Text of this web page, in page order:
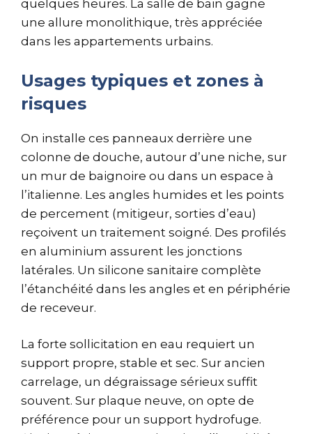
quelques heures. La salle de bain gagne
une allure monolithique, très appréciée
dans les appartements urbains.
Usages typiques et zones à
risques
On installe ces panneaux derrière une
colonne de douche, autour d’une niche, sur
un mur de baignoire ou dans un espace à
l’italienne. Les angles humides et les points
de percement (mitigeur, sorties d’eau)
reçoivent un traitement soigné. Des profilés
en aluminium assurent les jonctions
latérales. Un silicone sanitaire complète
l’étanchéité dans les angles et en périphérie
de receveur.
La forte sollicitation en eau requiert un
support propre, stable et sec. Sur ancien
carrelage, un dégraissage sérieux suffit
souvent. Sur plaque neuve, on opte de
préférence pour un support hydrofuge.